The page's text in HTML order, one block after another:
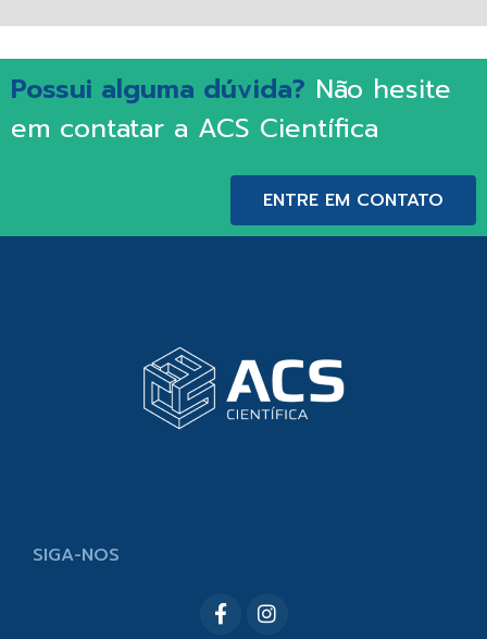
Possui alguma dúvida? Não hesite
em contatar a ACS Científica
ENTRE EM CONTATO
SIGA-NOS